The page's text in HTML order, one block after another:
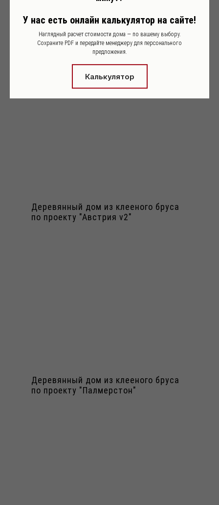
Райт Шале Коммерческие
Финские
Деревянный дом из клееного бруса
по проекту "Австрия v2"
Деревянный дом из клееного бруса
по проекту "Палмерстон"
У нас есть онлайн калькулятор на сайте!
Наглядный расчет стоимости дома — по вашему выбору.
Сохраните PDF и передайте менеджеру для персонального
предложения.
Калькулятор